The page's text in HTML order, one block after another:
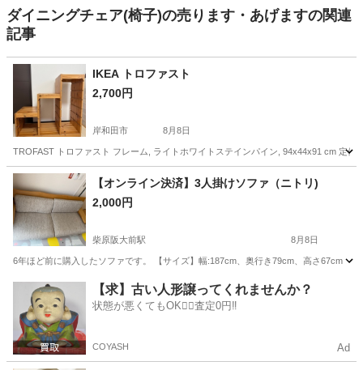
ダイニングチェア(椅子)の売ります・あげますの関連
記事
IKEA トロファスト
2,700円
岸和田市 8月8日
TROFAST トロファスト フレーム, ライトホワイトステインパイン, 94x44x91 cm 定
大阪 岸和田市 収納家具
【オンライン決済】3人掛けソファ（ニトリ)
2,000円
柴原阪大前駅 8月8日
6年ほど前に購入したソファです。 【サイズ】幅:187cm、奥行き79cm、高さ67cm
豊中市 柴原阪大前駅 ソファ
【求】古い人形譲ってくれませんか？
状態が悪くてもOK🙆‍♀️査定0円‼️
COYASH Ad